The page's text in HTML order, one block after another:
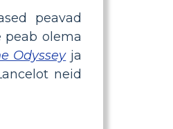
peavad
peab olema
Odysseyja
neid